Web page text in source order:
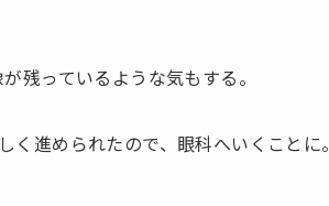
残っているような気もする。
進められたので、眼科へいくことに。